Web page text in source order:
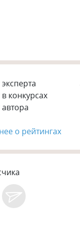
конкурсах
о рейтингах